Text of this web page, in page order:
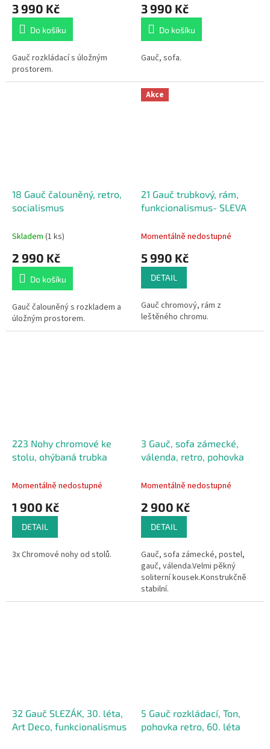
3 990 Kč
Do košíku
Gauč rozkládací s úložným
prostorem.
3 990 Kč
Do košíku
Gauč, sofa.
18 Gauč čalouněný, retro,
socialismus
Skladem (1 ks)
2 990 Kč
Do košíku
Gauč čalouněný s rozkladem a
úložným prostorem.
Akce
21 Gauč trubkový, rám,
funkcionalismus- SLEVA
Momentálně nedostupné
5 990 Kč
DETAIL
Gauč chromový, rám z
leštěného chromu.
223 Nohy chromové ke
stolu, ohýbaná trubka
Momentálně nedostupné
1 900 Kč
DETAIL
3x Chromové nohy od stolů.
3 Gauč, sofa zámecké,
válenda, retro, pohovka
Momentálně nedostupné
2 900 Kč
DETAIL
Gauč, sofa zámecké, postel,
gauč, válenda.Velmi pěkný
soliterní kousek.Konstrukčně
stabilní.
32 Gauč SLEZÁK, 30. léta,
Art Deco, funkcionalismus
5 Gauč rozkládací, Ton,
pohovka retro, 60. léta